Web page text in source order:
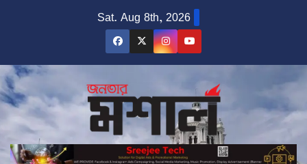
Sat. Aug 8th, 2026